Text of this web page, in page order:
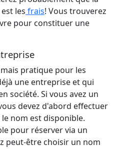
les frais! Vous trouverez
pour constituer une
pratique pour les
une entreprise et qui
société. Si vous avez un
devez d'abord effectuer
nom est disponible.
pour réserver via un
peut-être choisir un nom